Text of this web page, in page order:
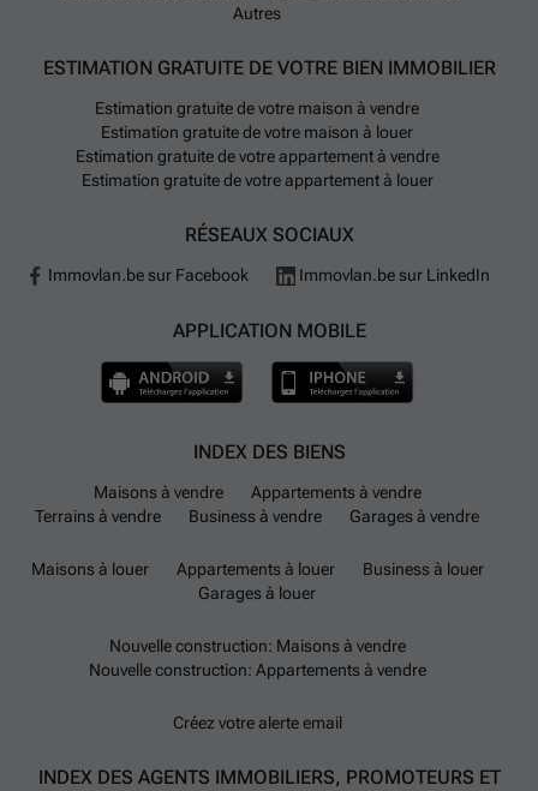
Autres
ESTIMATION GRATUITE DE VOTRE BIEN IMMOBILIER
Estimation gratuite de votre maison à vendre
Estimation gratuite de votre maison à louer
Estimation gratuite de votre appartement à vendre
Estimation gratuite de votre appartement à louer
RÉSEAUX SOCIAUX
Immovlan.be sur Facebook Immovlan.be sur LinkedIn
APPLICATION MOBILE
INDEX DES BIENS
Maisons à vendre
Appartements à vendre
Terrains à vendre
Business à vendre Garages à vendre
Maisons à louer Appartements à louer
Business à louer
Garages à louer
Nouvelle construction: Maisons à vendre
Nouvelle construction: Appartements à vendre
Créez votre alerte email
INDEX DES AGENTS IMMOBILIERS, PROMOTEURS ET